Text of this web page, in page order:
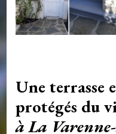
Une terrasse
protégés du
à La